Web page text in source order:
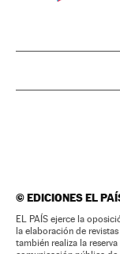
©EDICIONES EL
EL PAÍS ejerce la
la elaboración de
también realiza la